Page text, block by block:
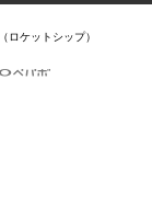
ケットシップ）